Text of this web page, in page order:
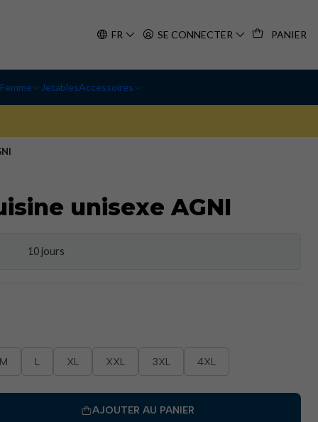
FR SE CONNECTER PANIER
Femme JetablesAccessoires
unisexe AGNI
10 jours
M L XL XXL 3XL 4XL
AJOUTER AU PANIER